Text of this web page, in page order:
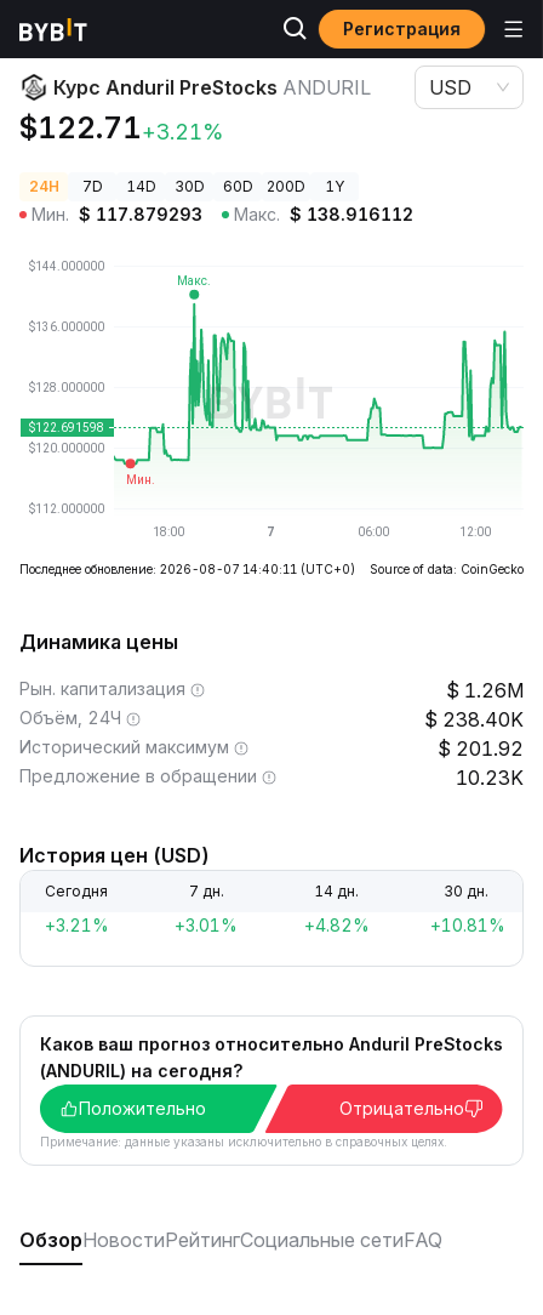
Регистрация
Цены криптовалют Курс Anduril PreStocks ANDURIL
Курс Anduril PreStocks ANDURIL
$122.71+3.21%
USD
24H 7D 14D 30D 60D 200D 1Y
Мин. $ 117.879293 Макс. $ 138.916112
Последнее обновление: 2026-08-07 14:40:11 (UTC+0) Source of data: CoinGecko
Динамика цены
Рын. капитализация 1.26M
Объём, 24Ч 238.40K
Исторический максимум 201.92
Предложение в обращении 10.23K
История цен (USD)
Сегодня 7 дн. 14 дн. 30 дн.
+3.21% +3.01% +4.82% +10.81%
Каков ваш прогноз относительно Anduril PreStocks
(ANDURIL) на сегодня?
Положительно
Отрицательно
Примечание: данные указаны исключительно в справочных целях.
ОбзорНовостиРейтингСоциальные сетиFAQ